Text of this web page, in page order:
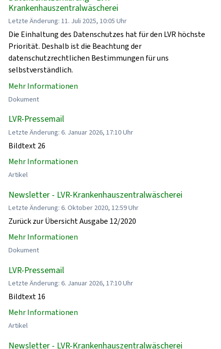
Krankenhauszentralwäscherei
Letzte Änderung: 11. Juli 2025, 10:05 Uhr
Die Einhaltung des Datenschutzes hat für den LVR höchste
Priorität. Deshalb ist die Beachtung der
datenschutzrechtlichen Bestimmungen für uns
selbstverständlich.
Mehr Informationen
Dokument
LVR-Pressemail
Letzte Änderung: 6. Januar 2026, 17:10 Uhr
Bildtext 26
Mehr Informationen
Artikel
Newsletter - LVR-Krankenhauszentralwäscherei
Letzte Änderung: 6. Oktober 2020, 12:59 Uhr
Zurück zur Übersicht Ausgabe 12/2020
Mehr Informationen
Dokument
LVR-Pressemail
Letzte Änderung: 6. Januar 2026, 17:10 Uhr
Bildtext 16
Mehr Informationen
Artikel
Newsletter - LVR-Krankenhauszentralwäscherei